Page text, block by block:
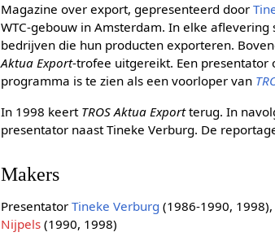
Magazine over export, gepresenteerd door
WTC-gebouw in Amsterdam. In elke
bedrijven die hun producten exporteren.
Aktua Export-trofee uitgereikt. Een
programma is te zien als een voorloper van
In 1998 keert TROS Aktua Exportterug. In
presentator naast Tineke Verburg. De
Makers
PresentatorTineke Verburg (1986-1990, 1998),
Nijpels (1990, 1998)